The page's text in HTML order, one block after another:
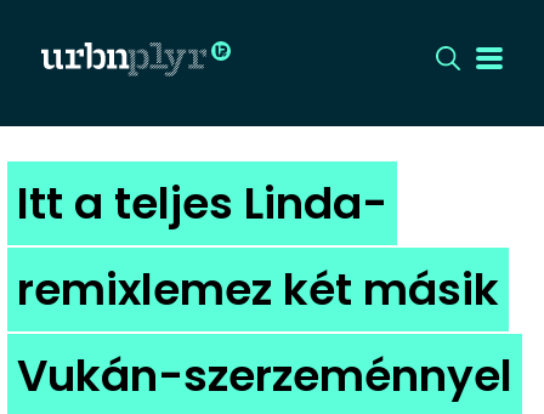
CÍMLAP
DIZÁJN
DIVAT
HIP
Itt a teljes Linda-
remixlemez két másik
Vukán-szerzeménnyel